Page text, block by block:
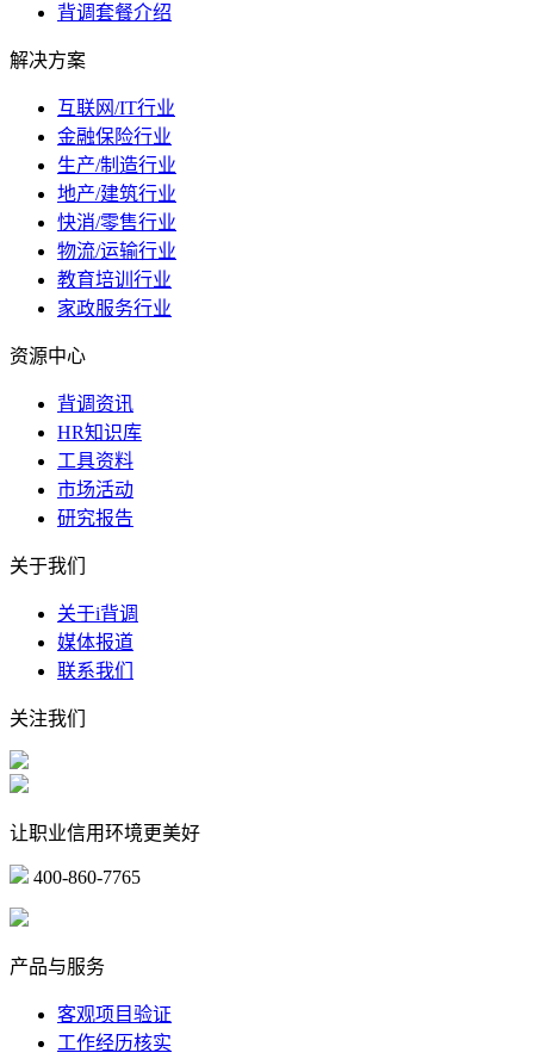
背调套餐介绍
解决方案
互联网/IT行业
金融保险行业
生产/制造行业
地产/建筑行业
快消/零售行业
物流/运输行业
教育培训行业
家政服务行业
资源中心
背调资讯
HR知识库
工具资料
市场活动
研究报告
关于我们
关于i背调
媒体报道
联系我们
关注我们
让职业信用环境更美好
400-860-7765
产品与服务
客观项目验证
工作经历核实